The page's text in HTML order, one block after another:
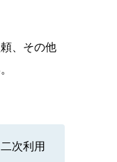
、その他
次利用